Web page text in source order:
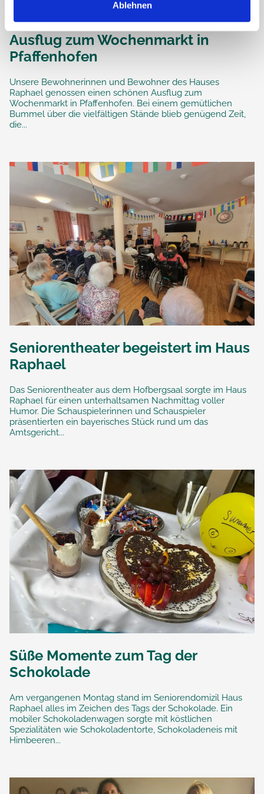
Ablehnen
Ausflug zum Wochenmarkt in
Pfaffenhofen
Unsere Bewohnerinnen und Bewohner des Hauses
Raphael genossen einen schönen Ausflug zum
Wochenmarkt in Pfaffenhofen. Bei einem gemütlichen
Bummel über die vielfältigen Stände blieb genügend Zeit,
die...
Seniorentheater begeistert im Haus
Raphael
Das Seniorentheater aus dem Hofbergsaal sorgte im Haus
Raphael für einen unterhaltsamen Nachmittag voller
Humor. Die Schauspielerinnen und Schauspieler
präsentierten ein bayerisches Stück rund um das
Amtsgericht...
Süße Momente zum Tag der
Schokolade
Am vergangenen Montag stand im Seniorendomizil Haus
Raphael alles im Zeichen des Tags der Schokolade. Ein
mobiler Schokoladenwagen sorgte mit köstlichen
Spezialitäten wie Schokoladentorte, Schokoladeneis mit
Himbeeren...